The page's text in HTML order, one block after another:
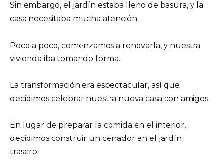
Sin embargo, el jardín estaba lleno de basura, y la
casa necesitaba mucha atención.
Poco a poco, comenzamos a renovarla, y nuestra
vivienda iba tomando forma.
La transformación era espectacular, así que
decidimos celebrar nuestra nueva casa con amigos.
En lugar de preparar la comida en el interior,
decidimos construir un cenador en el jardín
trasero.